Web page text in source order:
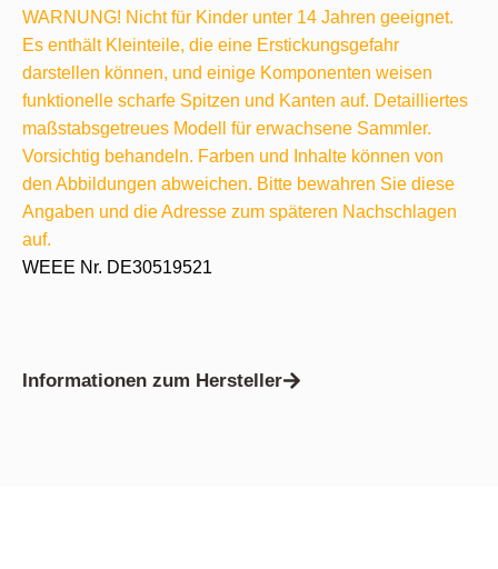
WARNUNG! Nicht für Kinder unter 14 Jahren geeignet.
Es enthält Kleinteile, die eine Erstickungsgefahr
darstellen können, und einige Komponenten weisen
funktionelle scharfe Spitzen und Kanten auf. Detailliertes
maßstabsgetreues Modell für erwachsene Sammler.
Vorsichtig behandeln. Farben und Inhalte können von
den Abbildungen abweichen. Bitte bewahren Sie diese
Angaben und die Adresse zum späteren Nachschlagen
auf.
WEEE Nr. DE30519521
Informationen zum Hersteller